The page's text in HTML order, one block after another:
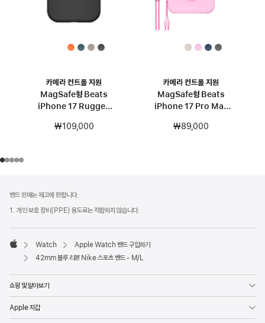
카메라 컨트롤 지원
MagSafe형 Beats
iPhone 17 Rugged
₩109,000
카메라 컨트롤 지원
MagSafe형 Beats
iPhone 17 Pro Max
핑크
₩89,000
밴드 판매는 재고에 한합니다.
1. 개인 보호 장비(PPE) 용도로는 적합하지 않습니다.
Apple
Watch
Apple Watch 밴드 구입하기
42mm 블루 리본 Nike 스포츠 밴드 - M/L
쇼핑 및 알아보기
Apple 지갑